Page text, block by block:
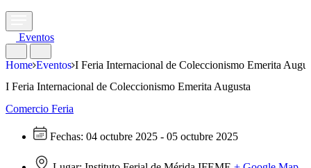
Eventos
Home Eventos I Feria Internacional de Coleccionismo Emerita
I Feria Internacional de Coleccionismo Emerita Augusta
Comercio Feria
Fechas: 04 octubre 2025 - 05 octubre 2025